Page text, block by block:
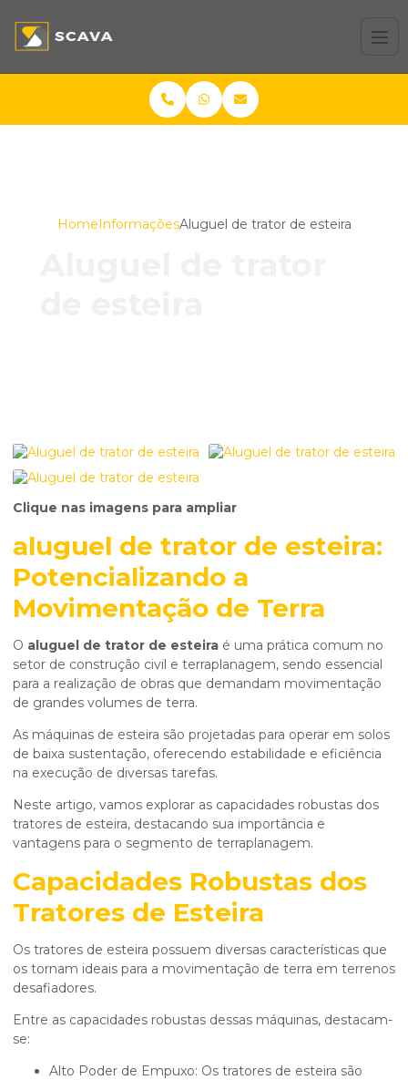
HomeInformaçõesAluguel de trator de esteira
Clique nas imagens para ampliar
aluguel de trator de esteira:
Potencializando a
Movimentação de Terra
O aluguel de trator de esteira é uma prática comum no
setor de construção civil e terraplanagem, sendo essencial
para a realização de obras que demandam movimentação
de grandes volumes de terra.
As máquinas de esteira são projetadas para operar em solos
de baixa sustentação, oferecendo estabilidade e eficiência
na execução de diversas tarefas.
Neste artigo, vamos explorar as capacidades robustas dos
tratores de esteira, destacando sua importância e
vantagens para o segmento de terraplanagem.
Capacidades Robustas dos
Tratores de Esteira
Os tratores de esteira possuem diversas características que
os tornam ideais para a movimentação de terra em terrenos
desafiadores.
Entre as capacidades robustas dessas máquinas, destacam-
se:
Alto Poder de Empuxo: Os tratores de esteira são